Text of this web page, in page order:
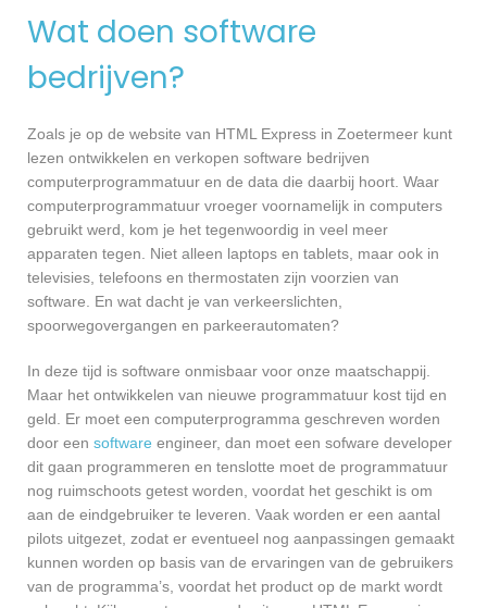
Wat doen software
bedrijven?
Zoals je op de website van HTML Express in Zoetermeer kunt
lezen ontwikkelen en verkopen software bedrijven
computerprogrammatuur en de data die daarbij hoort. Waar
computerprogrammatuur vroeger voornamelijk in computers
gebruikt werd, kom je het tegenwoordig in veel meer
apparaten tegen. Niet alleen laptops en tablets, maar ook in
televisies, telefoons en thermostaten zijn voorzien van
software. En wat dacht je van verkeerslichten,
spoorwegovergangen en parkeerautomaten?
In deze tijd is software onmisbaar voor onze maatschappij.
Maar het ontwikkelen van nieuwe programmatuur kost tijd en
geld. Er moet een computerprogramma geschreven worden
door een software engineer, dan moet een sofware developer
dit gaan programmeren en tenslotte moet de programmatuur
nog ruimschoots getest worden, voordat het geschikt is om
aan de eindgebruiker te leveren. Vaak worden er een aantal
pilots uitgezet, zodat er eventueel nog aanpassingen gemaakt
kunnen worden op basis van de ervaringen van de gebruikers
van de programma’s, voordat het product op de markt wordt